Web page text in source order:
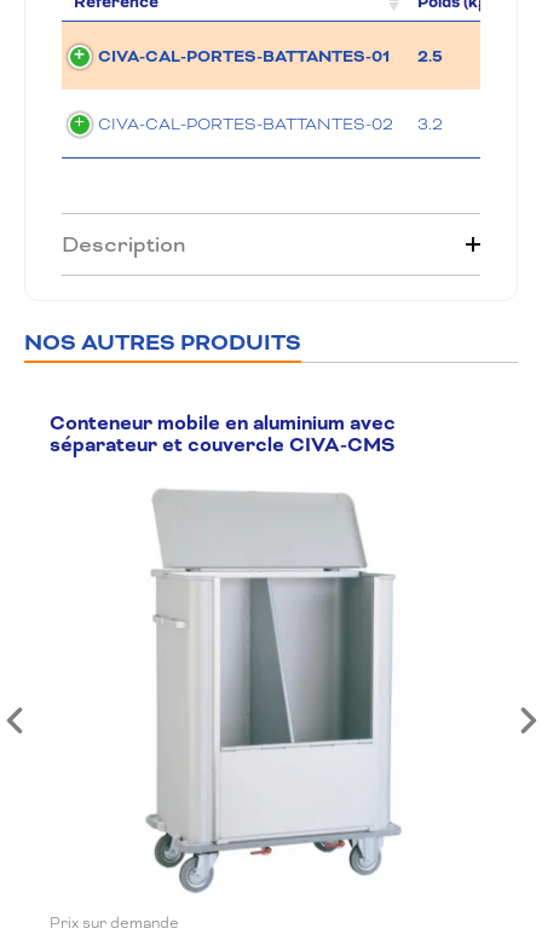
CIVA-CAL-PORTES-BATTANTES-01 2.5
CIVA-CAL-PORTES-BATTANTES-02 3.2
Description
NOS AUTRES PRODUITS
Conteneur mobile en aluminium avec
séparateur et couvercle CIVA-CMS
Prix sur demande